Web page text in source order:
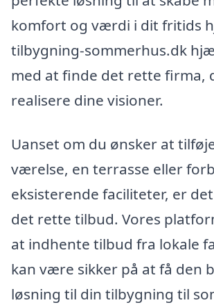
komfort og værdi i dit fritids
tilbygning-sommerhus.dk
med at finde det rette firma,
realisere dine visioner.
Uanset om du ønsker at
værelse, en terrasse eller
eksisterende faciliteter, er
det rette tilbud. Vores
at indhente tilbud fra lokale
kan være sikker på at få den
løsning til din tilbygning til